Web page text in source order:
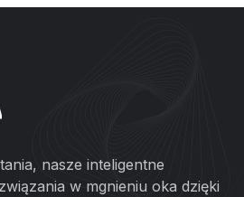
nasze inteligentne
w mgnieniu oka dzięki